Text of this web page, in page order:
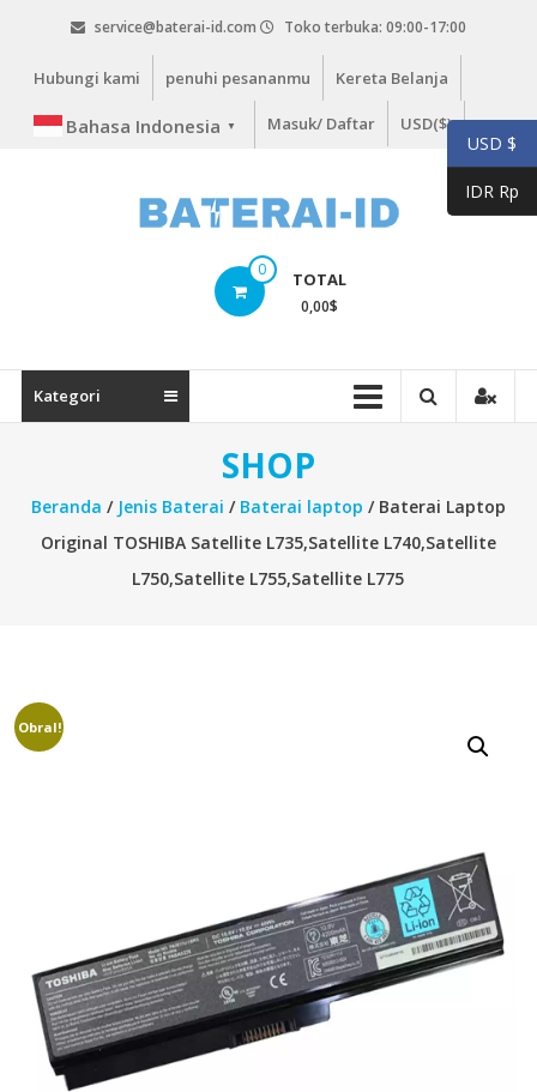
service@baterai-id.com Toko terbuka: 09:00-17:00
Hubungi kami penuhi pesananmu Kereta Belanja
Bahasa Indonesia ▼ Masuk/ Daftar USD($)
id.com
0 TOTAL
0,00$
Kategori
SHOP
Beranda / Jenis Baterai / Baterai laptop / Baterai Laptop
Original TOSHIBA Satellite L735,Satellite L740,Satellite
L750,Satellite L755,Satellite L775
Obral!
USD $
IDR Rp